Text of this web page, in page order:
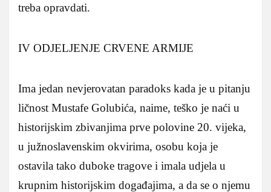
treba opravdati.
IV ODJELJENJE CRVENE ARMIJE
Ima jedan nevjerovatan paradoks kada je u pitanju
ličnost Mustafe Golubića, naime, teško je naći u
historijskim zbivanjima prve polovine 20. vijeka,
u južnoslavenskim okvirima, osobu koja je
ostavila tako duboke tragove i imala udjela u
krupnim historijskim događajima, a da se o njemu